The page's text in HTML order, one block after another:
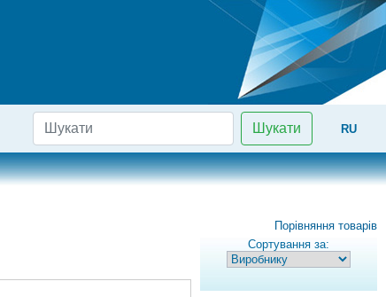
Шукати RU
Порівняння товарів
Сортування за: